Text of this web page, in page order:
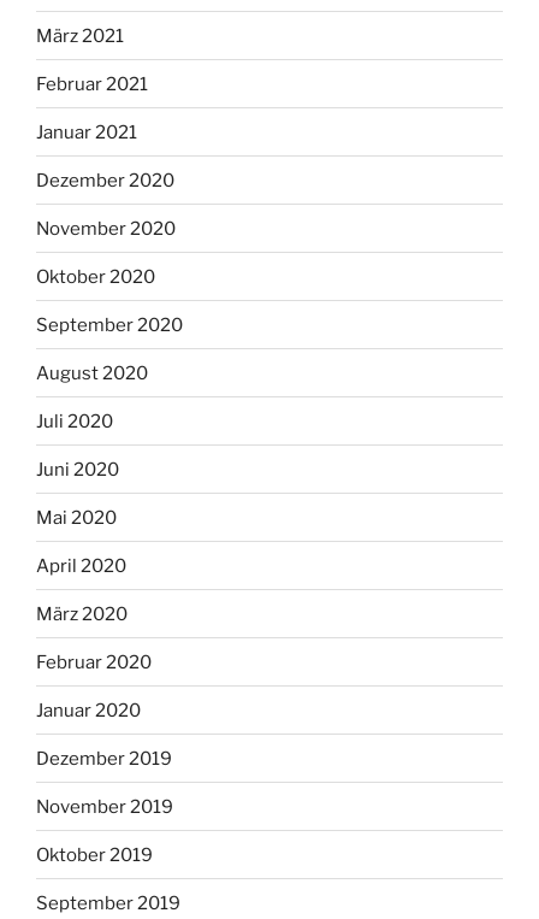
März 2021
Februar 2021
Januar 2021
Dezember 2020
November 2020
Oktober 2020
September 2020
August 2020
Juli 2020
Juni 2020
Mai 2020
April 2020
März 2020
Februar 2020
Januar 2020
Dezember 2019
November 2019
Oktober 2019
September 2019